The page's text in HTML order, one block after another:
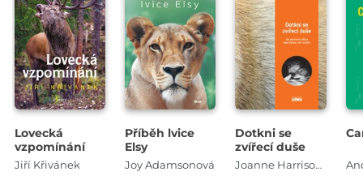
Lovecká
vzpomínání
Jiří Křivánek
Příběh lvice
Elsy
Joy Adamsonová
Dotkni se
zvířecí duše
Joanne Harrisová